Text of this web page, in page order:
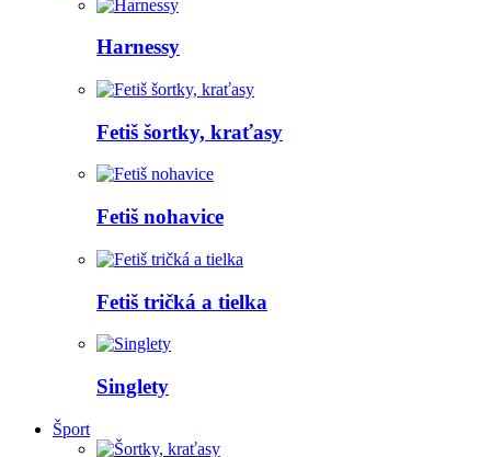
Harnessy
Fetiš šortky, kraťasy
Fetiš nohavice
Fetiš tričká a tielka
Singlety
Šport